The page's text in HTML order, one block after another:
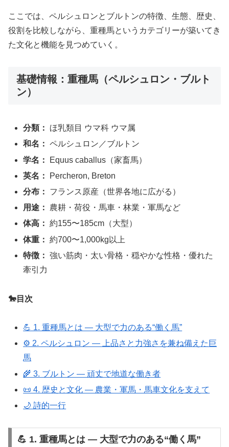
ここでは、ペルシュロンとブルトンの特徴、生態、歴史、
役割を比較しながら、重種馬というカテゴリーが築いてき
た文化と機能を見つめていく。
基礎情報：重種馬（ペルシュロン・ブルト
ン）
分類：
ほ乳類目 ウマ科 ウマ属
和名： ペルシュロン／ブルトン
学名：
Equus caballus（家畜馬）
英名：
Percheron, Breton
分布：
フランス原産（世界各地に広がる）
用途：
農耕・荷役・馬車・林業・軍馬など
体高： 約155〜185cm（大型）
体重： 約700〜1,000kg以上
特徴： 強い筋肉・太い骨格・穏やかな性格・優れた
牽引力
🐎目次
💪 1. 重種馬とは ― 大型で力のある“働く馬”
⚙️ 2. ペルシュロン ― 上品さと力強さを兼ね備えた巨
馬
🌾 3. ブルトン ― 頑丈で地道な働き者
📜 4. 歴史と文化 ― 農業・軍馬・馬車文化を支えて
🌙 詩的一行
💪 1. 重種馬とは ― 大型で力のある“働く馬”